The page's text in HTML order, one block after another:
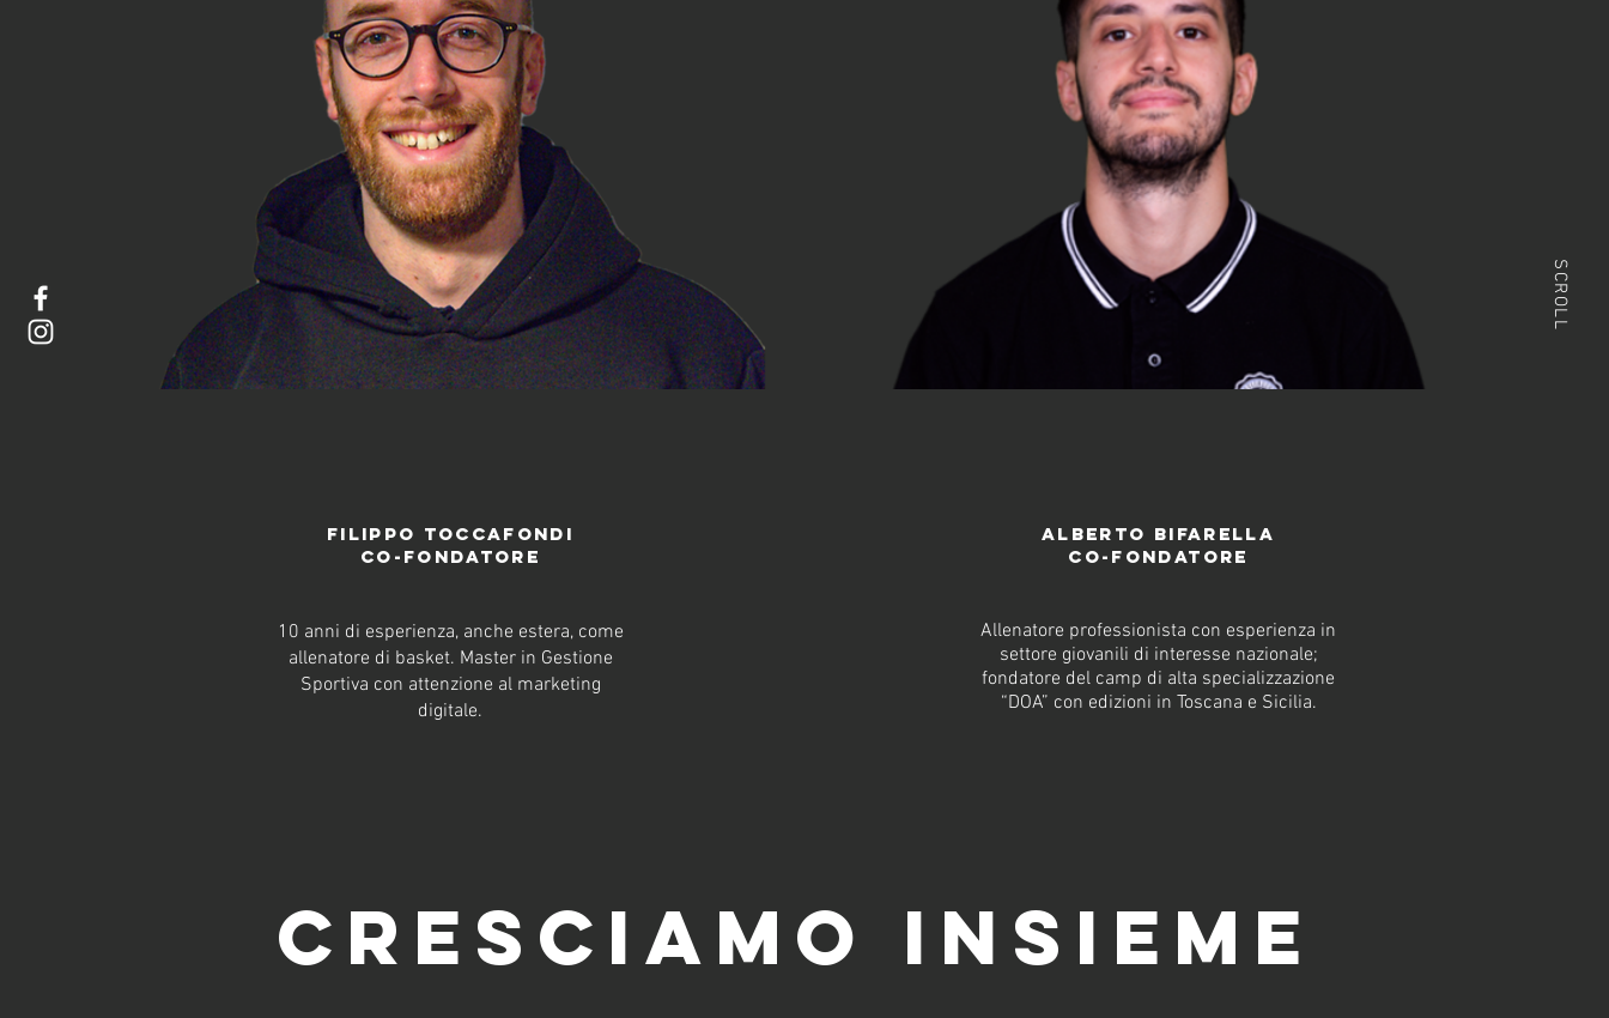
SCROLL
filippo toccafondi
co-fondatore
10 anni di esperienza, anche estera, come
allenatore di basket. Master in Gestione
Sportiva con attenzione al marketing
digitale.
alberto bifarella
co-fondatore
Allenatore professionista con esperienza in
settore giovanili di interesse nazionale;
fondatore del camp di alta specializzazione
“DOA” con edizioni in Toscana e Sicilia.
cresciamo insieme